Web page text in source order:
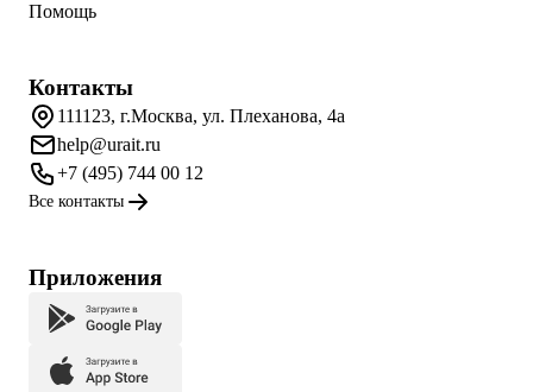
Помощь
Контакты
111123, г.Москва, ул. Плеханова, 4а
help@urait.ru
+7 (495) 744 00 12
Все контакты
Приложения